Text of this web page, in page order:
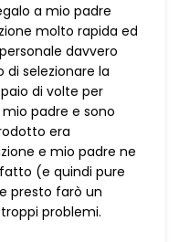
a mio padre
molto rapida ed
davvero
di selezionare la
di volte per
padre e sono
era
e mio padre ne
(e quindi pure
presto farò un
problemi.